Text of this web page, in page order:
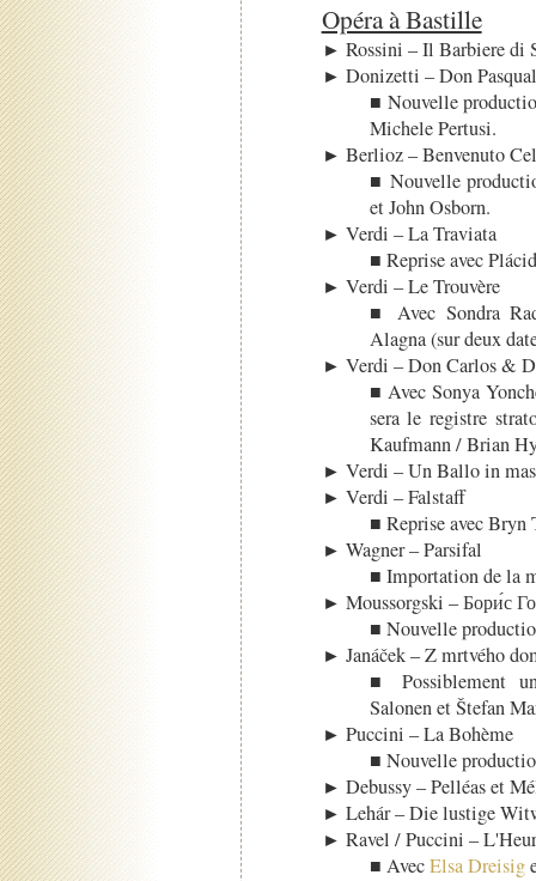
Opéra à Bastille
► Rossini – Il Barbiere di
► Donizetti – Don
■ Nouvelle
Michele Pertusi.
► Berlioz – Benvenuto
■ Nouvelle
et John Osborn.
► Verdi – La Traviata
■ Reprise avec
► Verdi – Le Trouvère
■ Avec Sondra
Alagna (sur deux
► Verdi – Don Carlos &
■ Avec Sonya
sera le registre
Kaufmann / Brian
► Verdi – Un Ballo in
► Verdi – Falstaff
■ Reprise avec Bryn
► Wagner – Parsifal
■ Importation de la
► Moussorgski – Бори́с
■ Nouvelle
► Janáček – Z mrtvého
■ Possiblement
Salonen et Štefan
► Puccini – La Bohème
■ Nouvelle
► Debussy – Pelléas et
► Lehár – Die lustige
► Ravel / Puccini –
■ AvecElsa Dreisig